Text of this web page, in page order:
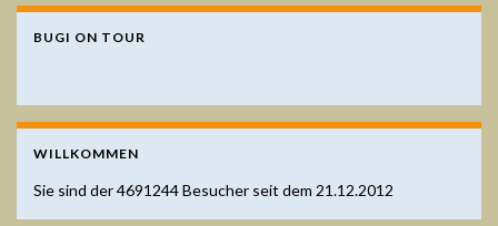
BUGI ON TOUR
WILLKOMMEN
Sie sind der4691244Besucher seit dem 21.12.2012